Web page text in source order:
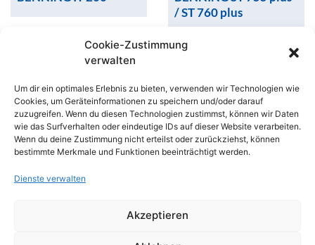
Cookie-Zustimmung
verwalten
Um dir ein optimales Erlebnis zu bieten, verwenden wir Technologien wie
Cookies, um Geräteinformationen zu speichern und/oder darauf
zuzugreifen. Wenn du diesen Technologien zustimmst, können wir Daten
wie das Surfverhalten oder eindeutige IDs auf dieser Website verarbeiten.
Wenn du deine Zustimmung nicht erteilst oder zurückziehst, können
bestimmte Merkmale und Funktionen beeinträchtigt werden.
Dienste verwalten
Akzeptieren
/ ST 760 plus
Add to cart
Add to cart
CEE 32 A